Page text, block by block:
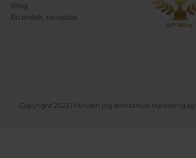
Blog
Étrendek, receptek
Copyright 2023 | Minden jog fenntartva! Marketing by